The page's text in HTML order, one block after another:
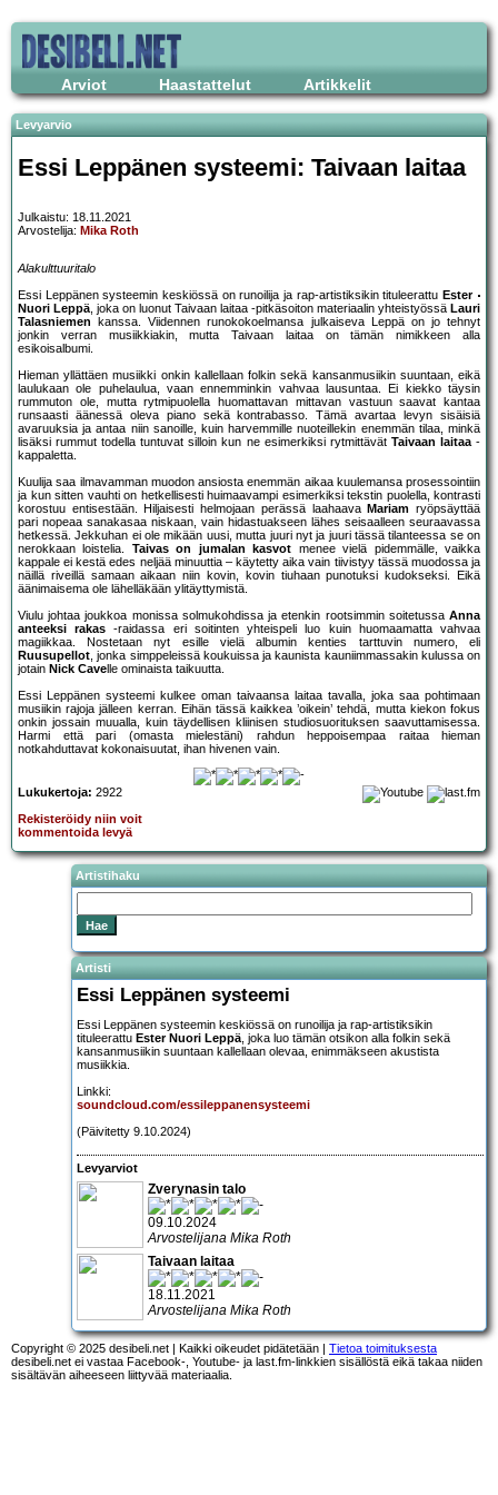
Arviot Haastattelut Artikkelit
Levyarvio
Essi Leppänen systeemi: Taivaan laitaa
Julkaistu: 18.11.2021
Arvostelija: Mika Roth
Alakulttuuritalo
Essi Leppänen systeemin keskiössä on runoilija ja rap-artistiksikin tituleerattu Ester
Nuori Leppä, joka on luonut Taivaan laitaa -pitkäsoiton materiaalin yhteistyössä Lauri
Talasniemen kanssa. Viidennen runokokoelmansa julkaiseva Leppä on jo tehnyt
jonkin verran musiikkiakin, mutta Taivaan laitaa on tämän nimikkeen alla
esikoisalbumi.
Hieman yllättäen musiikki onkin kallellaan folkin sekä kansanmusiikin suuntaan, eikä
laulukaan ole puhelaulua, vaan ennemminkin vahvaa lausuntaa. Ei kiekko täysin
rummuton ole, mutta rytmipuolella huomattavan mittavan vastuun saavat kantaa
runsaasti äänessä oleva piano sekä kontrabasso. Tämä avartaa levyn sisäisiä
avaruuksia ja antaa niin sanoille, kuin harvemmille nuoteillekin enemmän tilaa, minkä
lisäksi rummut todella tuntuvat silloin kun ne esimerkiksi rytmittävät Taivaan laitaa-
kappaletta.
Kuulija saa ilmavamman muodon ansiosta enemmän aikaa kuulemansa prosessointiin
ja kun sitten vauhti on hetkellisesti huimaavampi esimerkiksi tekstin puolella, kontrasti
korostuu entisestään. Hiljaisesti helmojaan perässä laahaava Mariam ryöpsäyttää
pari nopeaa sanakasaa niskaan, vain hidastuakseen lähes seisaalleen seuraavassa
hetkessä. Jekkuhan ei ole mikään uusi, mutta juuri nyt ja juuri tässä tilanteessa se on
nerokkaan loistelia. Taivas on jumalan kasvot menee vielä pidemmälle, vaikka
kappale ei kestä edes neljää minuuttia – käytetty aika vain tiivistyy tässä muodossa ja
näillä riveillä samaan aikaan niin kovin, kovin tiuhaan punotuksi kudokseksi. Eikä
äänimaisema ole lähelläkään ylitäyttymistä.
Viulu johtaa joukkoa monissa solmukohdissa ja etenkin rootsimmin soitetussa Anna
anteeksi rakas -raidassa eri soitinten yhteispeli luo kuin huomaamatta vahvaa
magiikkaa. Nostetaan nyt esille vielä albumin kenties tarttuvin numero, eli
Ruusupellot, jonka simppeleissä koukuissa ja kaunista kauniimmassakin kulussa on
jotain Nick Cave lle ominaista taikuutta.
Essi Leppänen systeemi kulkee oman taivaansa laitaa tavalla, joka saa pohtimaan
musiikin rajoja jälleen kerran. Eihän tässä kaikkea ’oikein’ tehdä, mutta kiekon fokus
onkin jossain muualla, kuin täydellisen kliinisen studiosuorituksen saavuttamisessa.
Harmi että pari (omasta mielestäni) rahdun heppoisempaa raitaa hieman
notkahduttavat kokonaisuutat, ihan hivenen vain.
Lukukertoja: 2922
Rekisteröidy niin voit
kommentoida levyä
Artistihaku
Artisti
Essi Leppänen systeemi
Essi Leppänen systeemin keskiössä on runoilija ja rap-artistiksikin
tituleerattu Ester Nuori Leppä , joka luo tämän otsikon alla folkin sekä
kansanmusiikin suuntaan kallellaan olevaa, enimmäkseen akustista
musiikkia.
Linkki:
soundcloud.com/essileppanensysteemi
(Päivitetty 9.10.2024)
Levyarviot
Zverynasin talo
09.10.2024
Arvostelijana Mika Roth
Taivaan laitaa
18.11.2021
Arvostelijana Mika Roth
Copyright © 2025 desibeli.net | Kaikki oikeudet pidätetään | Tietoa toimituksesta
desibeli.net ei vastaa Facebook-, Youtube- ja last.fm-linkkien sisällöstä eikä takaa niiden
sisältävän aiheeseen liittyvää materiaalia.